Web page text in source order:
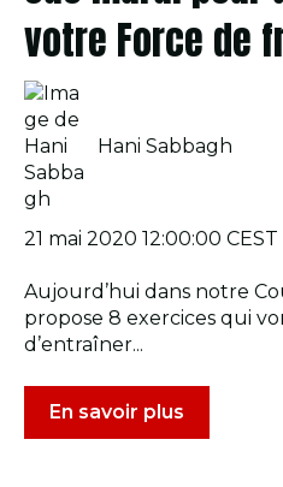
votre Force de
Hani Sabbagh
21 mai 2020 12:00:00 CEST
Aujourd’hui dans notre
propose 8 exercices qui
d’entraîner...
En savoir plus